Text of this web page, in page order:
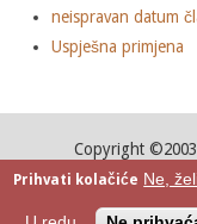
neispravan datum
Uspješna primjena
Copyright
Mail
Prihvati kolačiće Ne,